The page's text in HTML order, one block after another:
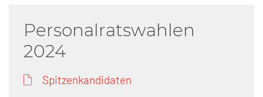
Personalratswahlen
2024
Spitzenkandidaten